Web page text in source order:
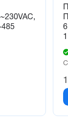
485